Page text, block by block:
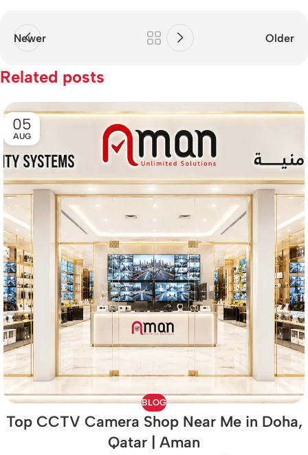
Newer Older
Related posts
05
AUG
BLOG
Top CCTV Camera Shop Near Me in Doha,
Qatar | Aman